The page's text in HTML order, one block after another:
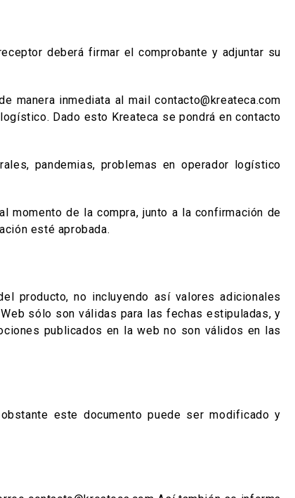
deberá firmar el comprobante y adjuntar su
manera inmediata al mail contacto@kreateca.com
Dado esto Kreateca se pondrá en contacto
pandemias, problemas en operador logístico
momento de la compra, junto a la confirmación de
esté aprobada.
producto, no incluyendo así valores adicionales
sólo son válidas para las fechas estipuladas, y
publicados en la web no son válidos en las
este documento puede ser modificado y